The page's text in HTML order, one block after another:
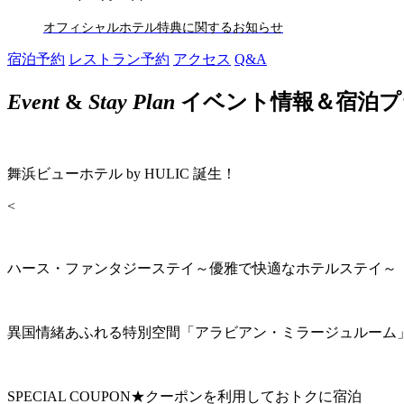
オフィシャルホテル特典に関するお知らせ
宿泊予約 レストラン予約 アクセス Q&A
Event& Stay Plan イベント情報＆宿泊
舞浜ビューホテル by HULIC 誕生！
<
ハース・ファンタジーステイ～優雅で快適なホテルステイ～
異国情緒あふれる特別空間「アラビアン・ミラージュルーム
SPECIAL COUPON★クーポンを利用しておトクに宿泊